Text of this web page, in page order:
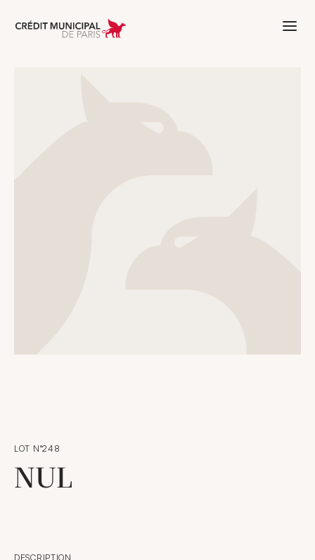
Aller à l'accueil de Crédit Municipal
LOT N°248
NUL
DESCRIPTION